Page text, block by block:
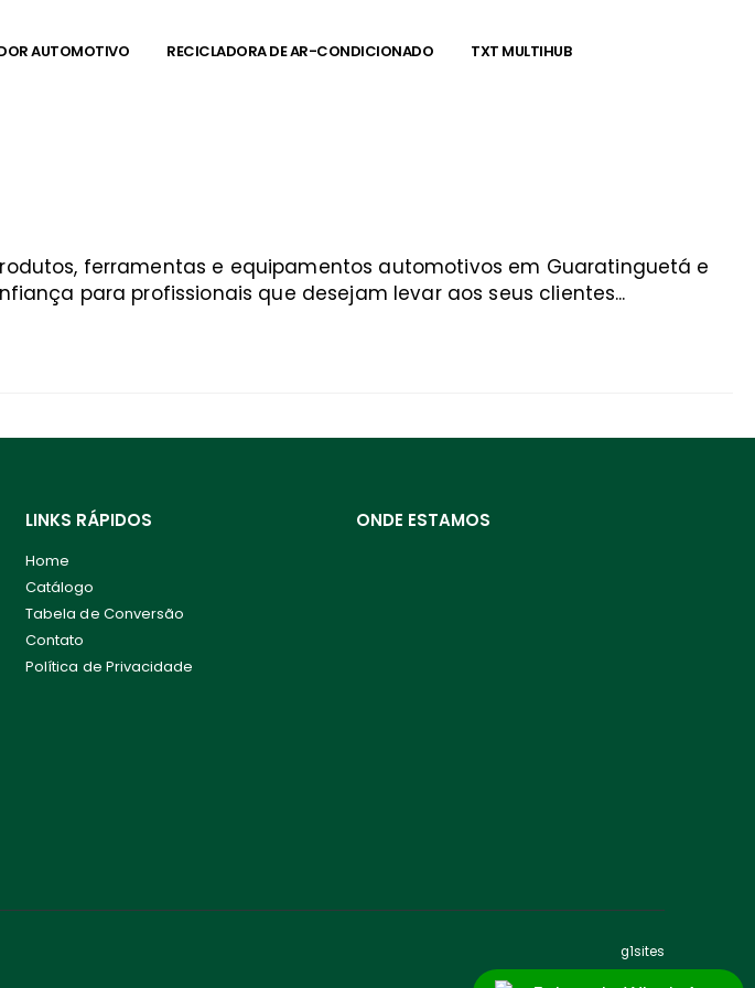
AUTOMOTIVO RECICLADORA DE AR-CONDICIONADO TXT MULTIHUB
ferramentas e equipamentos automotivos em Guaratinguetá e
para profissionais que desejam levar aos seus clientes...
LINKS RÁPIDOS
Home
Catálogo
Tabela de Conversão
Contato
Política de Privacidade
ONDE ESTAMOS
g1sites